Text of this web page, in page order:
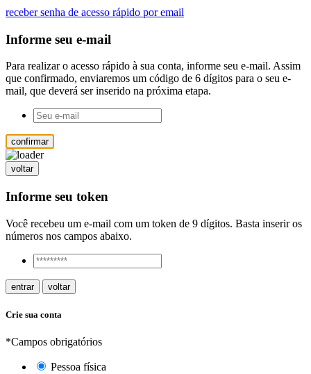
receber senha de acesso rápido por email
Informe seu e-mail
Para realizar o acesso rápido à sua conta, informe seu e-mail. Assim
que confirmado, enviaremos um código de 6 dígitos para o seu e-
mail, que deverá ser inserido na próxima etapa.
confirmar
voltar
Informe seu token
Você recebeu um e-mail com um token de 9 dígitos. Basta inserir os
números nos campos abaixo.
entrar voltar
Crie sua conta
*Campos obrigatórios
Pessoa física